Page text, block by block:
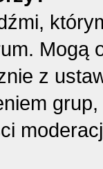
z